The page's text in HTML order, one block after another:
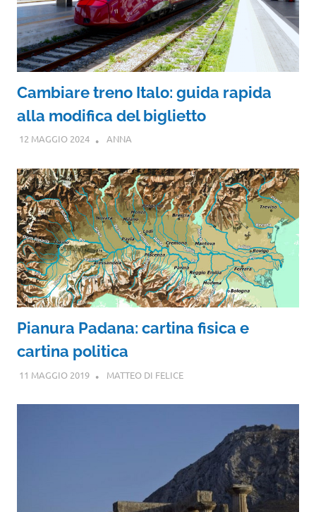
Cambiare treno Italo: guida rapida
alla modifica del biglietto
12 MAGGIO 2024 ANNA
Pianura Padana: cartina fisica e
cartina politica
11 MAGGIO 2019 MATTEO DI FELICE